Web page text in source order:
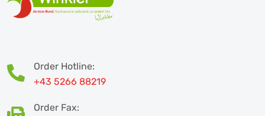
Order Hotline:
+43 5266 88219
Order Fax: